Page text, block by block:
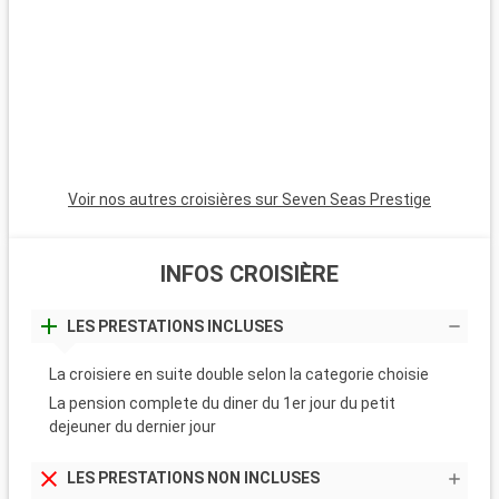
Voir nos autres croisières sur Seven Seas Prestige
INFOS CROISIÈRE
LES PRESTATIONS INCLUSES
La croisiere en suite double selon la categorie choisie
La pension complete du diner du 1er jour du petit
dejeuner du dernier jour
LES PRESTATIONS NON INCLUSES